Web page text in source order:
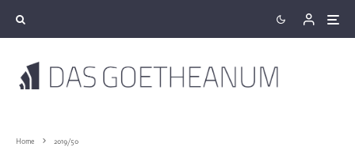
Home 2019/50